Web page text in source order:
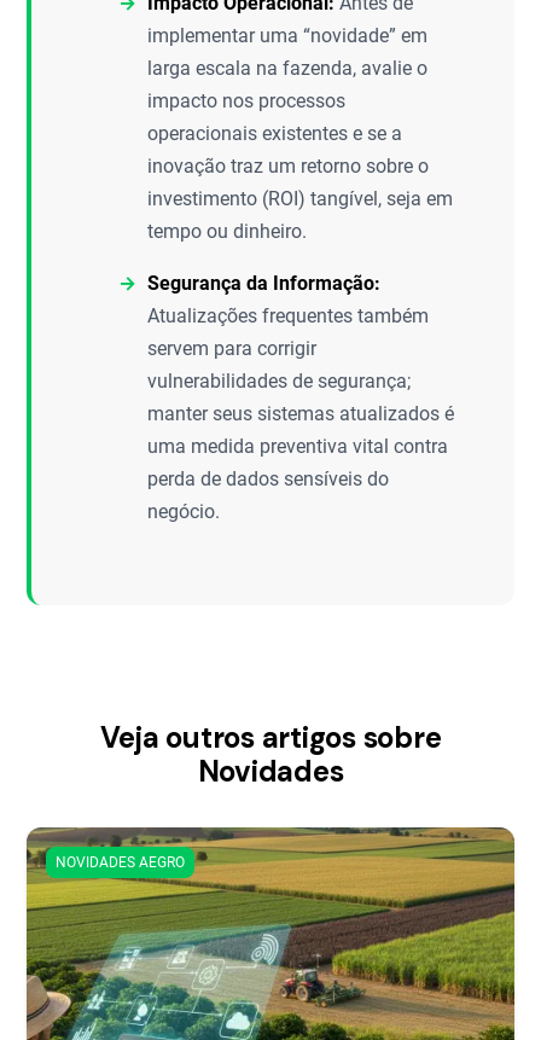
implementar uma “novidade” em
larga escala na fazenda, avalie o
impacto nos processos
operacionais existentes e se a
inovação traz um retorno sobre o
investimento (ROI) tangível, seja em
tempo ou dinheiro.
Segurança da Informação:
Atualizações frequentes também
servem para corrigir
vulnerabilidades de segurança;
manter seus sistemas atualizados é
uma medida preventiva vital contra
perda de dados sensíveis do
negócio.
Veja outros artigos sobre
Novidades
NOVIDADES AEGRO